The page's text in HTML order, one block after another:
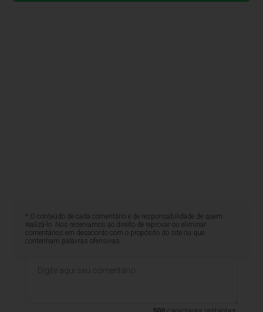
* O conteúdo de cada comentário é de responsabilidade de quem
realizá-lo. Nos reservamos ao direito de reprovar ou eliminar
comentários em desacordo com o propósito do site ou que
contenham palavras ofensivas.